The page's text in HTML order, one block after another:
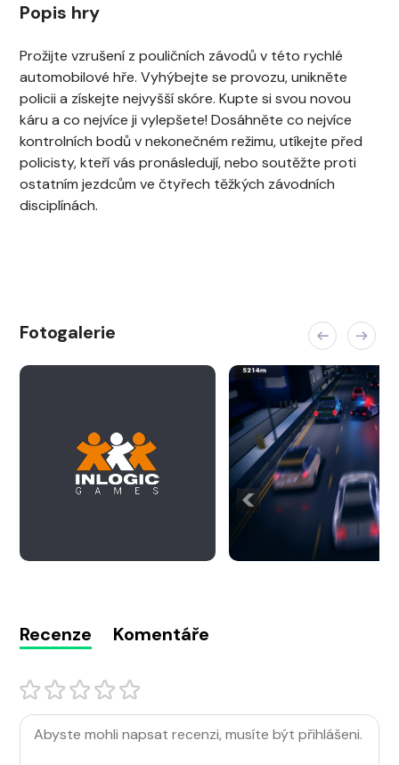
Popis hry
Prožijte vzrušení z pouličních závodů v této rychlé
automobilové hře. Vyhýbejte se provozu, unikněte
policii a získejte nejvyšší skóre. Kupte si svou novou
káru a co nejvíce ji vylepšete! Dosáhněte co nejvíce
kontrolních bodů v nekonečném režimu, utíkejte před
policisty, kteří vás pronásledují, nebo soutěžte proti
ostatním jezdcům ve čtyřech těžkých závodních
disciplínách.
Fotogalerie
Recenze Komentáře